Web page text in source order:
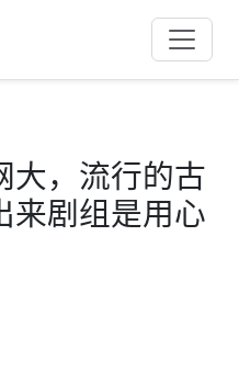
大，流行的古
来剧组是用心